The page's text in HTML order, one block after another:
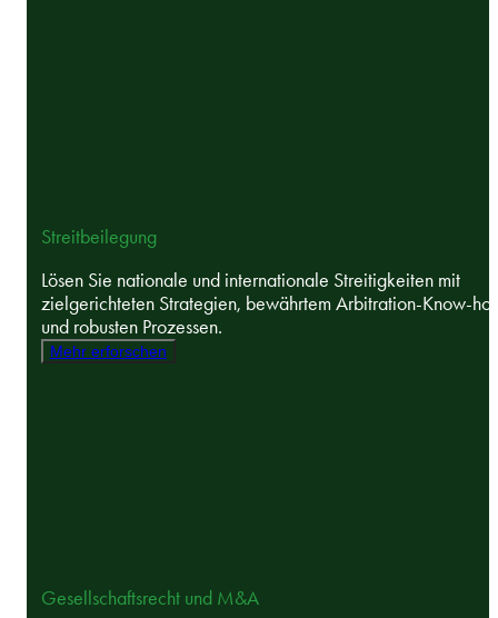
Streitbeilegung
Lösen Sie nationale und internationale Streitigkeiten mit
zielgerichteten Strategien, bewährtem Arbitration-Know-
und robusten Prozessen.
Mehr erforschen
Gesellschaftsrecht und M&A